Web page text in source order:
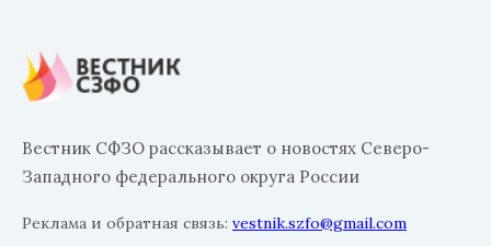
Вестник СФЗО рассказывает о новостях Северо-
Западного федерального округа России
Реклама и обратная связь: vestnik.szfo@gmail.com